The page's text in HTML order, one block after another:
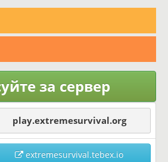
за сервер
play.extremesurvival.org
extremesurvival.tebex.io